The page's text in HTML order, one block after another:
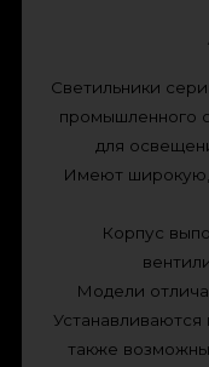
Светильники
промышленного
для
Имеют широкую,
Корпус
Модели
также